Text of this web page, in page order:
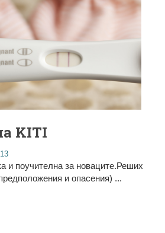
KITI
и поучителна за новаците.Реших
и опасения) ...